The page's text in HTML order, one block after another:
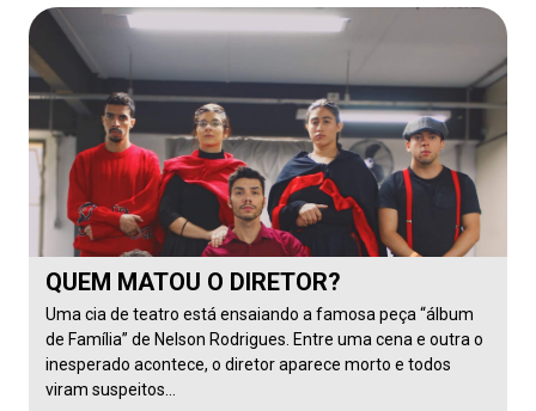
QUEM MATOU O DIRETOR?
Uma cia de teatro está ensaiando a famosa peça “álbum
de Família” de Nelson Rodrigues. Entre uma cena e outra o
inesperado acontece, o diretor aparece morto e todos
viram suspeitos…